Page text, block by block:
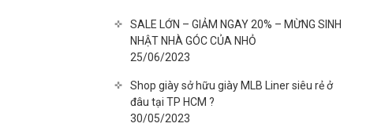
SALE LỚN – GIẢM NGAY 20% – MỪNG SINH
NHẬT NHÀ GÓC CỦA NHỎ
25/06/2023
Shop giày sở hữu giày MLB Liner siêu rẻ ở
đâu tại TP HCM ?
30/05/2023